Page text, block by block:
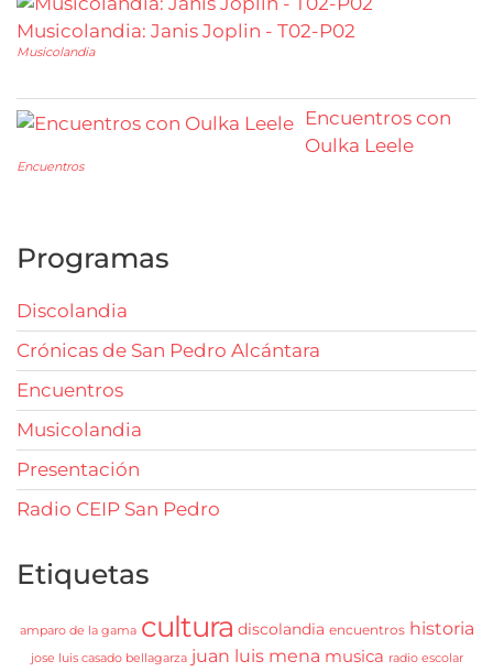
Musicolandia: Janis Joplin - T02-P02
Musicolandia
Encuentros con
Oulka Leele
Encuentros
Programas
Discolandia
Crónicas de San Pedro Alcántara
Encuentros
Musicolandia
Presentación
Radio CEIP San Pedro
Etiquetas
amparo de la gama cultura discolandia encuentros historia
jose luis casado bellagarza juan luis mena musica radio escolar